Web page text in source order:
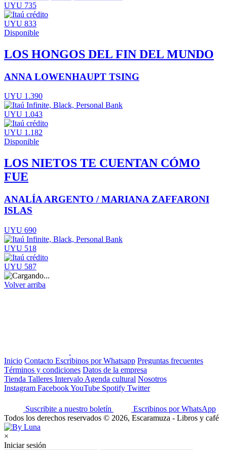
UYU 735
UYU 833
Disponible
LOS HONGOS DEL FIN DEL MUNDO
ANNA LOWENHAUPT TSING
UYU 1.390
UYU 1.043
UYU 1.182
Disponible
LOS NIETOS TE CUENTAN CÓMO
FUE
ANALÍA ARGENTO / MARIANA ZAFFARONI
ISLAS
UYU 690
UYU 518
UYU 587
Volver arriba
Inicio Contacto Escribinos por Whatsapp Preguntas frecuentes
Términos y condiciones Datos de la empresa
Tienda Talleres Intervalo Agenda cultural Nosotros
Instagram FacebookYouTube Spotify Twitter
Suscribite a nuestro boletín
Escribinos por WhatsApp
Todos los derechos reservados © 2026, Escaramuza - Libros y café
×
Iniciar sesión